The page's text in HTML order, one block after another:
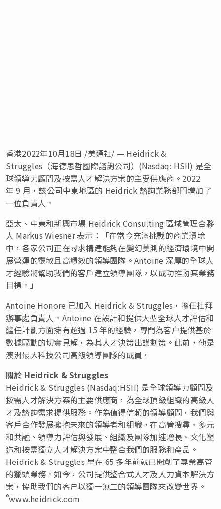
香港2022年10月18日 /美通社/ — Heidrick &
Struggles（海德思哲國際諮詢公司）(Nasdaq: HSII) 是全
球領導力顧問及按需人才解決方案的主要供應商。2022
年 9 月，該公司中東地區的 Heidrick 諮詢業務部門增加了
一位負責人。
亞太、中東和新興市場 Heidrick Consulting 區域管理合夥
人 Markus Wiesner表示：「在當今充滿挑戰的商業環境
中，各家公司正在尋求構建能夠在變幻莫測的經濟環境中開
展營運的靈敏且高績效的領導團隊。Antoine 深厚的全球人
才經驗將幫助我們的客戶建立領導團隊，以成功推動其業務
目標。」
Antoine Honore 已加入 Heidrick & Struggles，擔任杜拜
辦事處負責人。Antoine 在設計和提供大型全球人才評估和
繼任計劃方面擁有超過 15 年的經驗，專門為客户提供基於
數據驅動的切實見解，為其人才決策出謀劃策。此前，他是
澳洲最大科技公司高級領導團隊的成員。
關於 Heidrick & Struggles
Heidrick & Struggles (Nasdaq:HSII) 是全球領導力顧問及
按需人才解決方案的主要供應商，為全球頂級組織的高級人
才及諮詢需求提供服務。作為值得信賴的領導顧問，我們與
客戶合作發展擁抱未來的領導者和組織，在高管搜尋、多元
和共融、領導力評估與發展、組織及團隊加速增長、文化塑
造和按需獨立人才解決方案中整合我們的服務和產品。
Heidrick & Struggles 早在 65 多年前就已開創了專業高管
的獵頭業務。如今，公司提供整合式人才及人力資本解決方
案，協助我們的客户以獨一無二的領導團隊來改變世界。
®www.heidrick.com